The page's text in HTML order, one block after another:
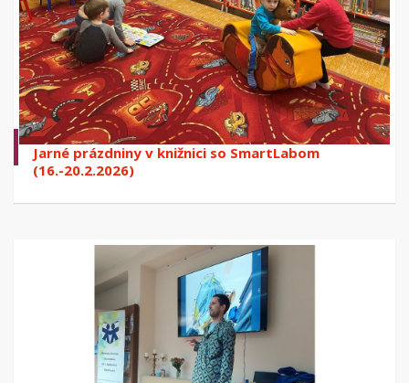
Jarné prázdniny v knižnici so SmartLabom
(16.-20.2.2026)